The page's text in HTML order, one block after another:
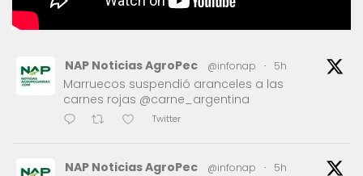
NAP Noticias AgroPec @infonap · 5h
Marruecos suspendió aranceles a las
carnes rojas @carne_argentina
Twitter
NAP Noticias AgroPec @infonap · 5h